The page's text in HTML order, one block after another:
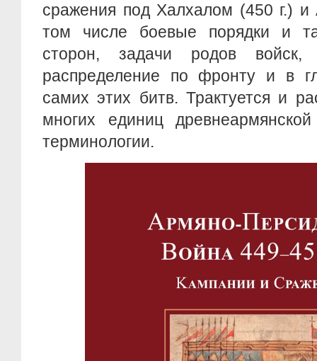
сражения под Халхалом (450 г.) и
том числе боевые порядки и
сторон, задачи родов войск,
распределение по фронту и в
самих этих битв. Трактуется и
многих единиц
терминологии.